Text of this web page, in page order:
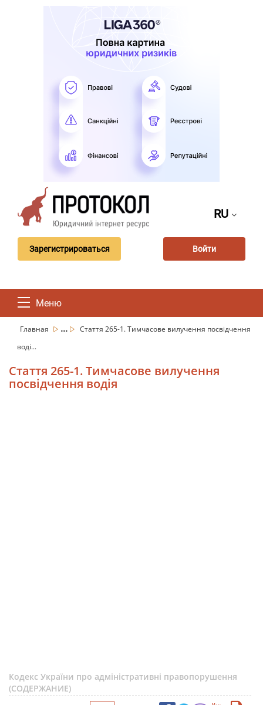
RU
Зарегистрироваться Войти
Меню
Главная ...
Стаття 265-1. Тимчасове вилучення посвідчення
воді...
Стаття 265-1. Тимчасове вилучення
посвідчення водія
Кодекс України про адміністративні правопорушення
(СОДЕРЖАНИЕ)